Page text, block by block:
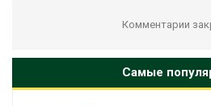
Комментарии
Самые